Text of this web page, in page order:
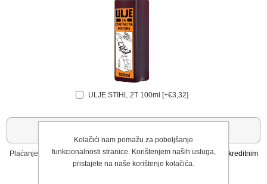
ULJE STIHL 2T 100ml [+€3,32]
Plaćanje:
Virmanom, gotovinom pri preuzimanju i u trgovini te kreditnim
karticama u trgovini
Kolačići nam pomažu za poboljšanje
funkcionalnosti stranice. Korištenjem naših usluga,
pristajete na naše korištenje kolačića.